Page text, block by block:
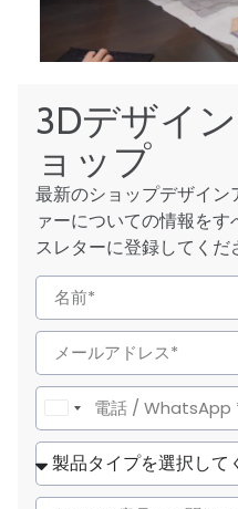
3Dデザイ
ョップ
最新のショップデザイン
ァーについての情報を
スレターに登録してくだ
United
States
+1